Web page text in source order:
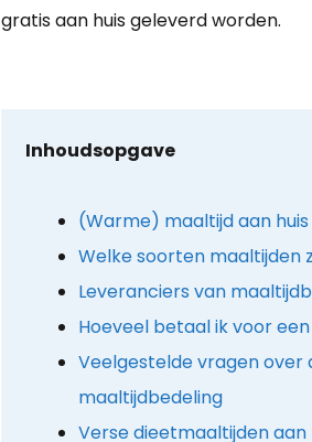
gratis aan huis geleverd worden.
Inhoudsopgave
(Warme) maaltijd aan
Welke soorten maaltijden
Leveranciers van
Hoeveel betaal ik voor
Veelgestelde vragen over
maaltijdbedeling
Verse dieetmaaltijden aan